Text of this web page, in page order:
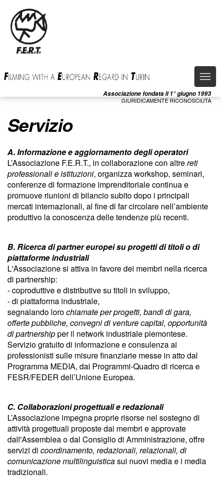
contenuto
principale
Associazione fondata il 1° giugno 1993
GIURIDICAMENTE RICONOSCIUTA
Servizio
A. Informazione e aggiornamento degli operatori
L’Associazione F.E.R.T., in collaborazione con altrereti
professionali e istituzioni, organizza workshop, seminari,
conferenze di formazione imprenditoriale continua e
promuove riunioni di bilancio subito dopo i principali
mercati internazionali, al fine di far circolare nell’ambiente
produttivo la conoscenza delle tendenze più recenti.
B. Ricerca di partner europei su progetti di titoli o di
piattaforme industriali
L'Associazione si attiva in favore dei membri nella ricerca
di partnership:
- coproduttive e distributive su titoli in sviluppo,
- di piattaforma industriale,
segnalando lorochiamate per progetti, bandi di gara,
offerte pubbliche, convegni di venture capital, opportunità
di partnershipper il network industriale piemontese.
Servizio gratuito di informazione e consulenza ai
professionisti sulle misure finanziarie messe in atto dal
Programma MEDIA, dai Programmi-Quadro di ricerca e
FESR/FEDER dell’Unione Europea.
C. Collaborazioni progettuali e redazionali
L’Associazione impegna proprie risorse nel sostegno di
attività progettuali proposte dai membri e approvate
dall'Assemblea o dal Consiglio di Amministrazione, offre
servizi di coordinamento, redazionali, relazionali, di
comunicazione multilinguisticasui nuovi media e i media
tradizionali.